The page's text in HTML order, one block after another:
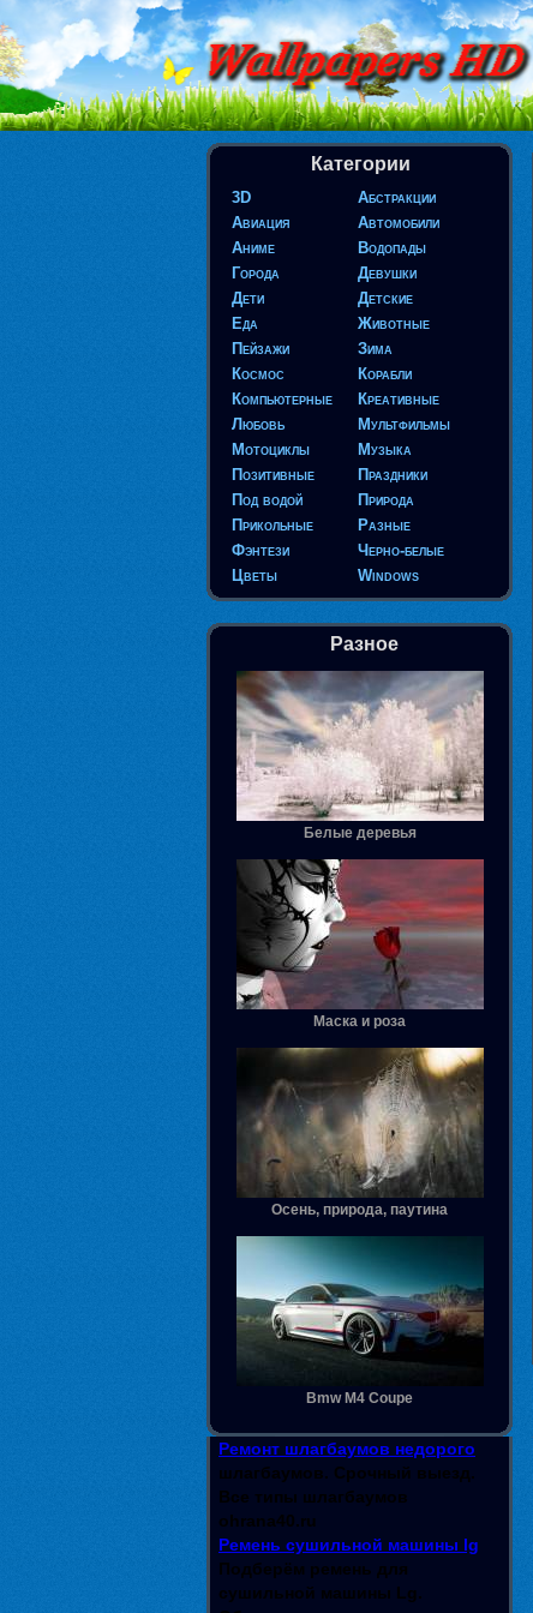
Категории
3D
Абстракции
Авиация
Автомобили
Аниме
Водопады
Города
Девушки
Дети
Детские
Еда
Животные
Пейзажи
Зима
Космос
Корабли
Компьютерные
Креативные
Любовь
Мультфильмы
Мотоциклы
Музыка
Позитивные
Праздники
Под водой
Природа
Прикольные
Разные
Фэнтези
Черно-белые
Цветы
Windows
Разное
Белые деревья
Маска и роза
Осень, природа, паутина
Bmw M4 Coupe
Ремонт шлагбаумов недорого
шлагбаумов. Срочный выезд.
Все типы шлагбаумов
ohrana40.ru
Ремень сушильной машины lg
Подберём ремень для
сушильной машины Lg.